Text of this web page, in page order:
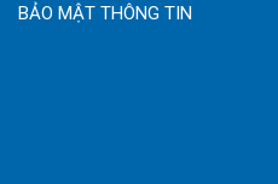
BẢO MẬT THÔNG TIN